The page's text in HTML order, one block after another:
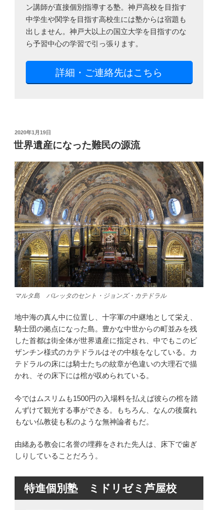
ン講師が直接個別指導する塾。神戸高校を目指す
中学生や関学を目指す高校生には塾からは宿題も
出しません。神戸大以上の国立大学を目指すのな
ら予習中心の学習で引っ張ります。
詳細・ご連絡先はこちら
投
稿
日:
2020年1月19日
世界遺産になった難民の源流
マルタ島 バレッタのセント・ジョンズ・カテドラル
地中海の真ん中に位置し、十字軍の中継地として栄え、
騎士団の拠点になった島。豊かな中世からの町並みを残
した首都は街全体が世界遺産に指定され、中でもこのビ
ザンチン様式のカテドラルはその中核をなしている。カ
テドラルの床には騎士たちの紋章が色違いの大理石で描
かれ、その床下には棺が収められている。
今ではムスリムも1500円の入場料を払えば彼らの棺を踏
んずけて観光する事ができる。もちろん、なんの後腐れ
もない仏教徒も私のような無神論者もだ。
由緒ある教会に名誉の埋葬をされた先人は、床下で歯ぎ
しりしていることだろう。
特進個別塾 ミドリゼミ芦屋校